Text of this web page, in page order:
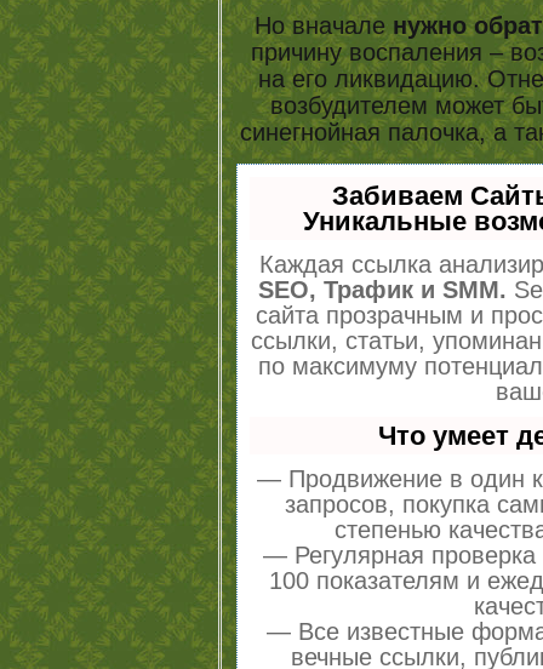
Но вначале нужно
причину воспаления –
на его ликвидацию.
возбудителем может
синегнойная палочка, а
Забиваем
Уникальные
Каждая ссылка
SEO, Трафик и SMM.
сайта прозрачным и
ссылки, статьи,
по максимуму
Что умеет
— Продвижение в один
запросов, покупка
степенью
— Регулярная проверка
100 показателям и
— Все известные
вечные ссылки,